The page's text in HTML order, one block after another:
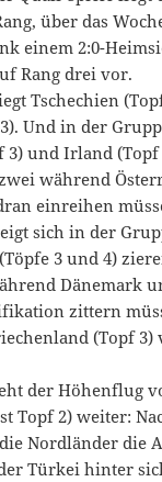
über das
einem 2:0-
Rang drei vor.
Tschechien
Und in der
3) und Irland (Topf
während
einreihen
sich in der
3 und 4)
Dänemark
zittern
(Topf 3)
der Höhenflug
Topf 2) weiter:
Nordländer die
Türkei hinter